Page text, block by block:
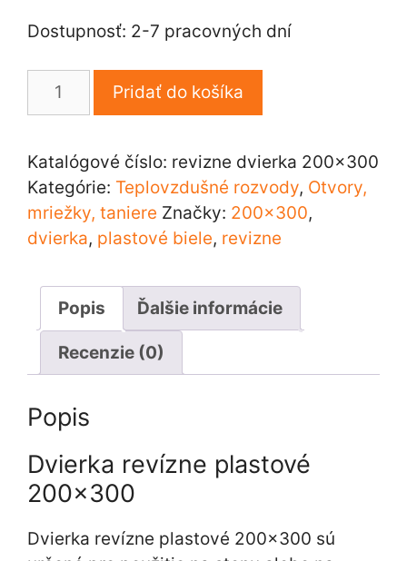
Dostupnosť: 2-7 pracovných dní
množstvo
plastové
200×300
Pridať do košíka
Katalógové číslo: revizne dvierka 200x300
Kategórie: Teplovzdušné rozvody, Otvory,
mriežky, taniere Značky: 200x300,
dvierka, plastové biele, revizne
Popis Ďalšie informácie
Recenzie (0)
Popis
Dvierka revízne plastové
200×300
Dvierka revízne plastové 200×300 sú